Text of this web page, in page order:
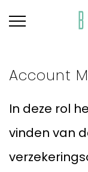
Account
In deze rol
vinden van